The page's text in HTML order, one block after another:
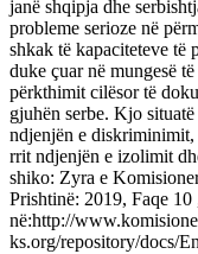
janë shqipja dhe
probleme serioze në
shkak të kapaciteteve të
duke çuar në mungesë
përkthimit cilësor të
gjuhën serbe. Kjo
ndjenjën e
rrit ndjenjën e izolimit
shiko: Zyra e
Prishtinë: 2019, Faqe
në:http://
ks.org/repository/docs/